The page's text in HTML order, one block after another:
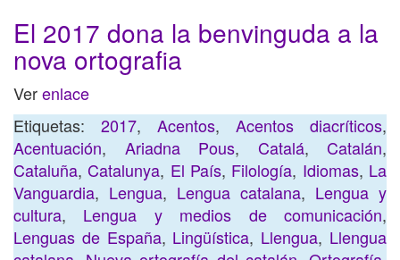
El 2017 dona la benvinguda a la
nova ortografia
Verenlace
Etiquetas: 2017, Acentos, Acentos diacríticos,
Acentuación, Ariadna Pous, Catalá, Catalán,
Cataluña,Catalunya, El País, Filología, Idiomas, La
Vanguardia, Lengua, Lengua catalana, Lengua y
cultura, Lengua y medios de comunicación,
Lenguas de España, Lingüística, Llengua, Llengua